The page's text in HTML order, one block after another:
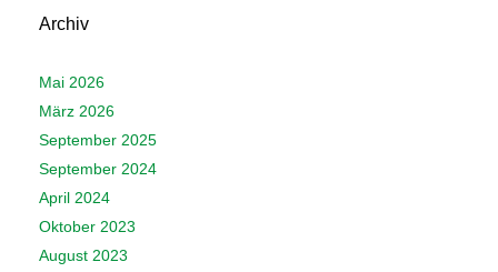
Archiv
Mai 2026
März 2026
September 2025
September 2024
April 2024
Oktober 2023
August 2023